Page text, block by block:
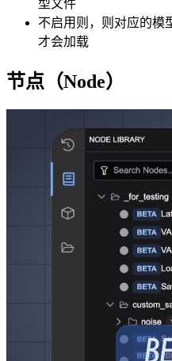
型文件
不启用则，则对应的模
才会加载
节点（Node）